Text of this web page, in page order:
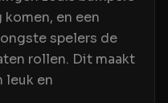
en een
spelers de
rollen. Dit maakt
leuk en